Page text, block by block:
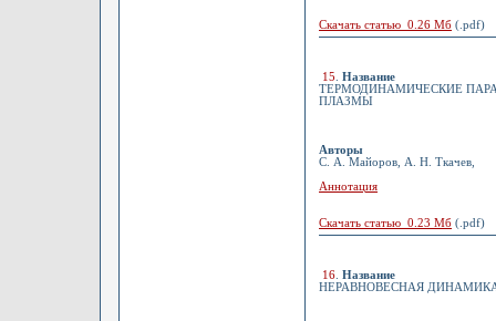
Скачать статью 0.26 Мб (.pdf)
15
Название
ТЕРМОДИНАМИЧЕСКИЕ
ПЛАЗМЫ
Авторы
С. А. Майоров, А. Н. Ткачев,
Аннотация
Скачать статью 0.23 Мб (.pdf)
16 Название
НЕРАВНОВЕСНАЯ ДИНАМИКА